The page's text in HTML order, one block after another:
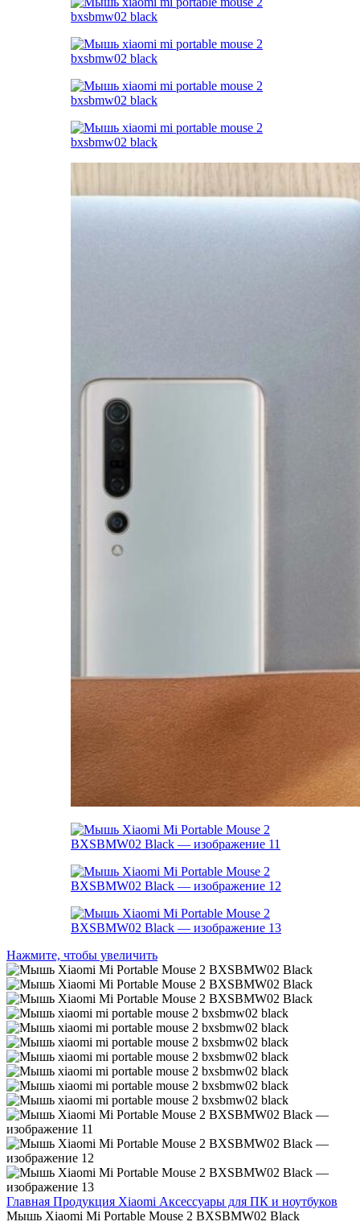
Нажмите, чтобы увеличить
Главная Продукция Xiaomi Аксессуары для ПК и ноутбуков
Мышь Xiaomi Mi Portable Mouse 2 BXSBMW02 Black